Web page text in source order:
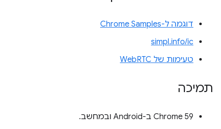
דוגמה ל-Chrome Samples
simpl.info/ic
טעימות של WebRTC
תמיכה
Chrome 59 ב-Android ובמחשב.